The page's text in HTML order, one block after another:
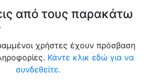
από τους παρακάτω
χρήστες έχουν πρόσβαση
Κάντε κλικ εδώ για να
συνδεθείτε.